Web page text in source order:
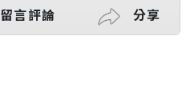
留言評論 分享